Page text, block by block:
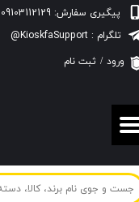
پیگیری سفارش: 09103112129
ورود / ثبت نام
حساب کاربری من
تغییر گذر واژه
سفارشات
خروج از حساب کاربری
تلگرام : KioskfaSupport@